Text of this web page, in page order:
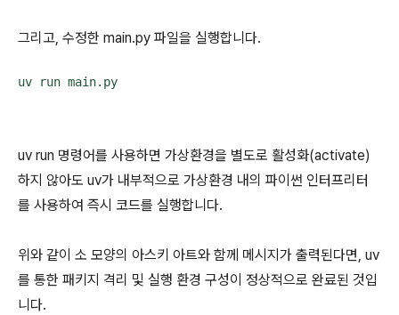
그리고, 수정한 main.py 파일을 실행합니다.
uv run main.py
uv run 명령어를 사용하면 가상환경을 별도로 활성화(activate)
하지 않아도 uv가 내부적으로 가상환경 내의 파이썬 인터프리터
를 사용하여 즉시 코드를 실행합니다.
위와 같이 소 모양의 아스키 아트와 함께 메시지가 출력된다면, uv
를 통한 패키지 격리 및 실행 환경 구성이 정상적으로 완료된 것입
니다.